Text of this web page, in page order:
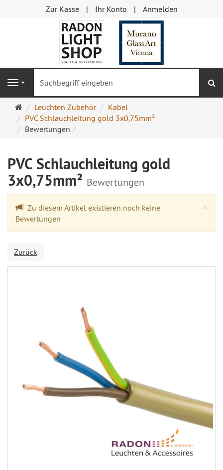
Zur Kasse Ihr Konto Anmelden
Navigation
Startseite
Leuchten Zubehör
Kabel
PVC Schlauchleitung gold 3x0,75mm²
Bewertungen
PVC Schlauchleitung gold
3x0,75mm² Bewertungen
×
Zu diesem Artikel existieren noch keine
Bewertungen
Zurück